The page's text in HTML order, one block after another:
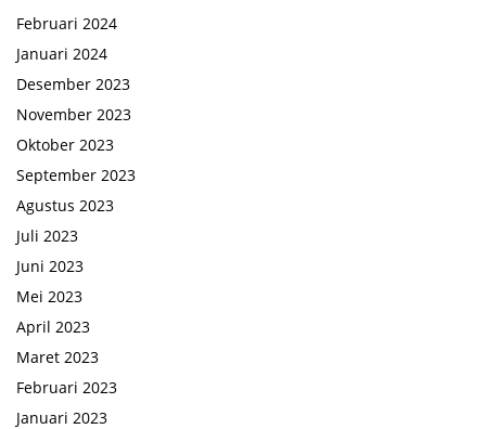
Februari 2024
Januari 2024
Desember 2023
November 2023
Oktober 2023
September 2023
Agustus 2023
Juli 2023
Juni 2023
Mei 2023
April 2023
Maret 2023
Februari 2023
Januari 2023